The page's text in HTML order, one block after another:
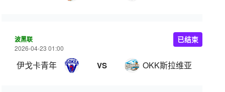
波黑联
2026-04-23 01:00
伊戈卡青年 VS OKK斯拉维亚
已结束